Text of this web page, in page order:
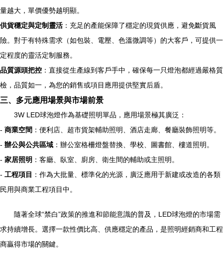
量越大，單價優勢越明顯。
供貨穩定與定制靈活 ：充足的產能保障了穩定的現貨供應，避免斷貨風
險。對于有特殊需求（如包裝、電壓、色溫微調等）的大客戶，可提供一
定程度的靈活定制服務。
品質源頭把控 ：直接從生產線到客戶手中，確保每一只燈泡都經過嚴格質
檢，品質如一，為您的銷售或項目應用提供堅實后盾。
三、多元應用場景與市場前景
3W LED球泡燈作為基礎照明單品，應用場景極其廣泛：
- 商業空間 ：便利店、超市貨架輔助照明、酒店走廊、餐廳裝飾照明等。
- 辦公與公共區域 ：辦公室格柵燈盤替換、學校、圖書館、樓道照明。
- 家居照明 ：客廳、臥室、廚房、衛生間的輔助或主照明。
- 工程項目 ：作為大批量、標準化的光源，廣泛應用于新建或改造的各類
民用與商業工程項目中。
隨著全球“禁白”政策的推進和節能意識的普及，LED球泡燈的市場需
求持續增長。選擇一款性價比高、供應穩定的產品，是照明經銷商和工程
商贏得市場的關鍵。